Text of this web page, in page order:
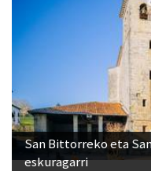
San Bittorreko eta
eskuragarri